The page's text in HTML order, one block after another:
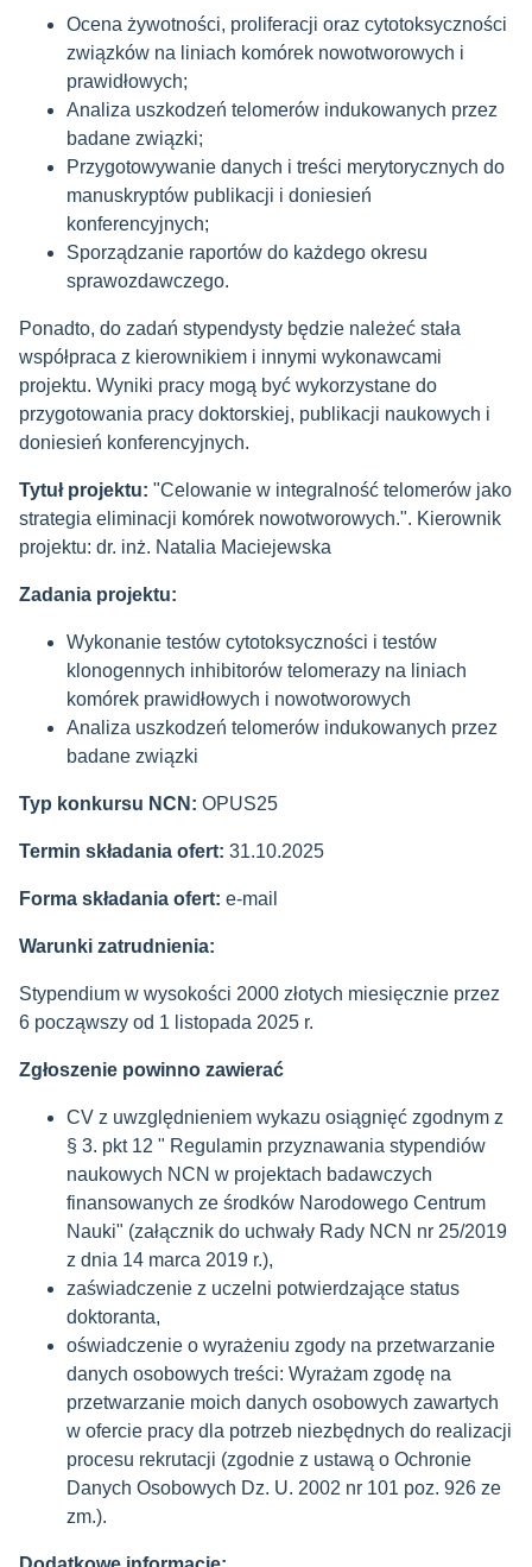
Ocena żywotności, proliferacji oraz cytotoksyczności
związków na liniach komórek nowotworowych i
prawidłowych;
Analiza uszkodzeń telomerów indukowanych przez
badane związki;
Przygotowywanie danych i treści merytorycznych do
manuskryptów publikacji i doniesień
konferencyjnych;
Sporządzanie raportów do każdego okresu
sprawozdawczego.
Ponadto, do zadań stypendysty będzie należeć stała
współpraca z kierownikiem i innymi wykonawcami
projektu. Wyniki pracy mogą być wykorzystane do
przygotowania pracy doktorskiej, publikacji naukowych i
doniesień konferencyjnych.
Tytuł projektu: "Celowanie w integralność telomerów jako
strategia eliminacji komórek nowotworowych.". Kierownik
projektu: dr. inż. Natalia Maciejewska
Zadania projektu:
Wykonanie testów cytotoksyczności i testów
klonogennych inhibitorów telomerazy na liniach
komórek prawidłowych i nowotworowych
Analiza uszkodzeń telomerów indukowanych przez
badane związki
Typ konkursu NCN: OPUS25
Termin składania ofert: 31.10.2025
Forma składania ofert: e-mail
Warunki zatrudnienia:
Stypendium w wysokości 2000 złotych miesięcznie przez
6 począwszy od 1 listopada 2025 r.
Zgłoszenie powinno zawierać
CV z uwzględnieniem wykazu osiągnięć zgodnym z
§ 3. pkt 12 " Regulamin przyznawania stypendiów
naukowych NCN w projektach badawczych
finansowanych ze środków Narodowego Centrum
Nauki" (załącznik do uchwały Rady NCN nr 25/2019
z dnia 14 marca 2019 r.),
zaświadczenie z uczelni potwierdzające status
doktoranta,
oświadczenie o wyrażeniu zgody na przetwarzanie
danych osobowych treści: Wyrażam zgodę na
przetwarzanie moich danych osobowych zawartych
w ofercie pracy dla potrzeb niezbędnych do realizacji
procesu rekrutacji (zgodnie z ustawą o Ochronie
Danych Osobowych Dz. U. 2002 nr 101 poz. 926 ze
zm.).